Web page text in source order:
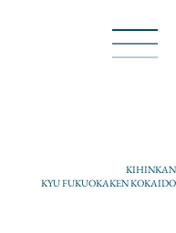
KIHINKAN
KYU FUKUOKAKEN KOKAIDO